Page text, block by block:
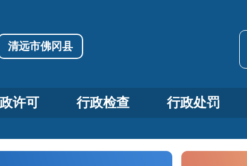
清远市佛冈县
许可 行政检查 行政处罚